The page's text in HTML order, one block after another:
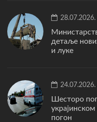
28.07.2026.
детаље
и луке
24.07.2026.
Шесторо
погон